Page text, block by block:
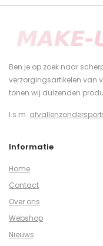
Ben je op zoek naar
verzorgingsartikelen van
tonen wij duizenden
I.s.m.
Informatie
Home
Contact
Over ons
Webshop
Nieuws